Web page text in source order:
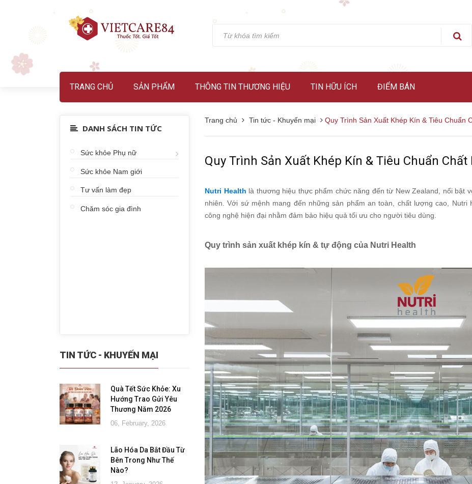
TRANG CHỦ SẢN PHẨM THÔNG TIN THƯƠNG HIỆU TIN HỮU ÍCH ĐIỂM BÁN
Trang chủ Tin tức - Khuyến mại Quy Trình Sản Xuất Khép Kín & Tiêu Chuẩn
Quy Trình Sản Xuất Khép Kín & Tiêu Chuẩn
Nutri Health là thương hiệu thực phẩm chức năng đến từ New Zealand, nổi bật
nhiên. Với sứ mệnh mang đến những sản phẩm an toàn, chất lượng cao,
công nghệ hiện đại nhằm đảm bảo hiệu quả tối ưu cho người tiêu dùng.
Quy trình sản xuất khép kín & tự động của Nutri Health
DANH SÁCH TIN TỨC
Sức khỏe Phụ nữ
Sức khỏe Nam giới
Tư vấn làm đẹp
Chăm sóc gia đình
TIN TỨC - KHUYẾN MẠI
Quà Tết Sức Khỏe: Xu
Hướng Trao Gửi Yêu
Thương Năm 2026
06, February, 2026
Lão Hóa Da Bắt Đầu Từ
Bên Trong Như Thế
Nào?